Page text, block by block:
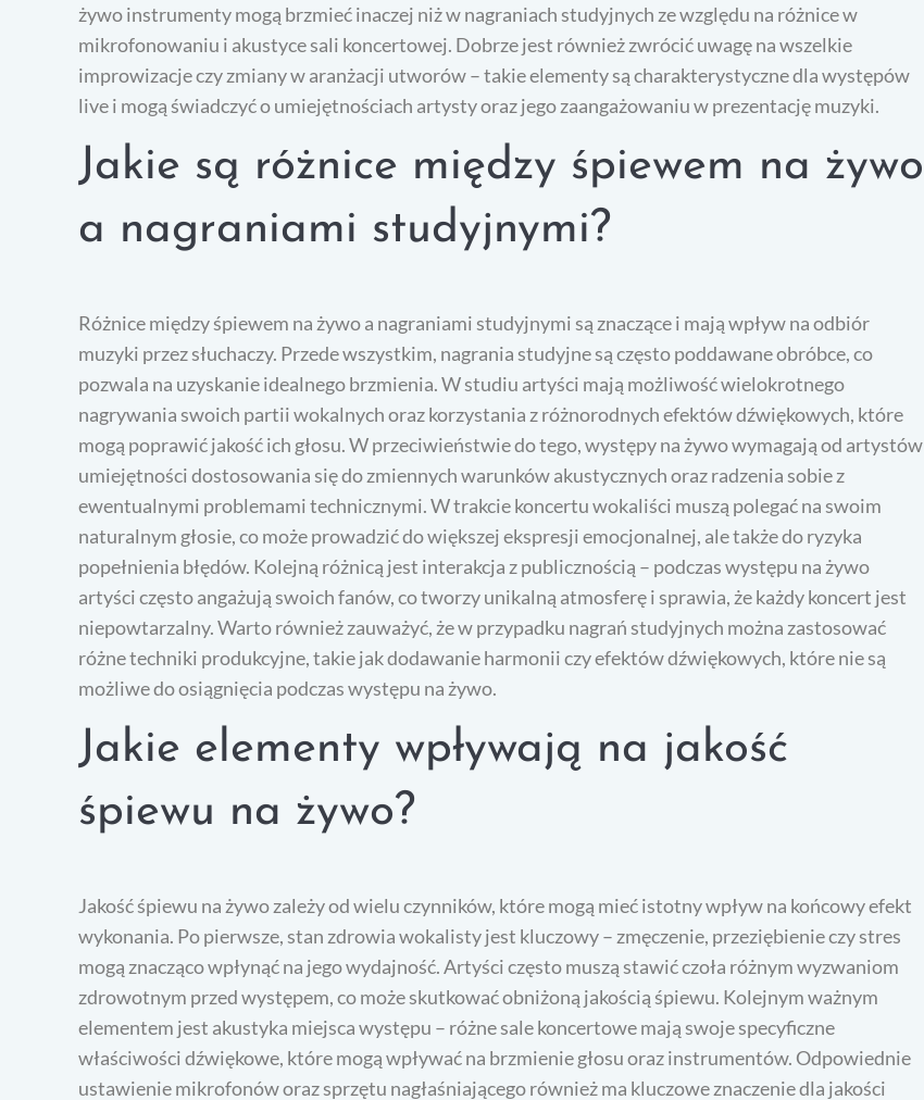
żywo instrumenty mogą brzmieć inaczej niż w nagraniach studyjnych ze względu na różnice w
mikrofonowaniu i akustyce sali koncertowej. Dobrze jest również zwrócić uwagę na wszelkie
improwizacje czy zmiany w aranżacji utworów – takie elementy są charakterystyczne dla występów
live i mogą świadczyć o umiejętnościach artysty oraz jego zaangażowaniu w prezentację muzyki.
Jakie są różnice między śpiewem na żywo
a nagraniami studyjnymi?
Różnice między śpiewem na żywo a nagraniami studyjnymi są znaczące i mają wpływ na odbiór
muzyki przez słuchaczy. Przede wszystkim, nagrania studyjne są często poddawane obróbce, co
pozwala na uzyskanie idealnego brzmienia. W studiu artyści mają możliwość wielokrotnego
nagrywania swoich partii wokalnych oraz korzystania z różnorodnych efektów dźwiękowych, które
mogą poprawić jakość ich głosu. W przeciwieństwie do tego, występy na żywo wymagają od artystów
umiejętności dostosowania się do zmiennych warunków akustycznych oraz radzenia sobie z
ewentualnymi problemami technicznymi. W trakcie koncertu wokaliści muszą polegać na swoim
naturalnym głosie, co może prowadzić do większej ekspresji emocjonalnej, ale także do ryzyka
popełnienia błędów. Kolejną różnicą jest interakcja z publicznością – podczas występu na żywo
artyści często angażują swoich fanów, co tworzy unikalną atmosferę i sprawia, że każdy koncert jest
niepowtarzalny. Warto również zauważyć, że w przypadku nagrań studyjnych można zastosować
różne techniki produkcyjne, takie jak dodawanie harmonii czy efektów dźwiękowych, które nie są
możliwe do osiągnięcia podczas występu na żywo.
Jakie elementy wpływają na jakość
śpiewu na żywo?
Jakość śpiewu na żywo zależy od wielu czynników, które mogą mieć istotny wpływ na końcowy efekt
wykonania. Po pierwsze, stan zdrowia wokalisty jest kluczowy – zmęczenie, przeziębienie czy stres
mogą znacząco wpłynąć na jego wydajność. Artyści często muszą stawić czoła różnym wyzwaniom
zdrowotnym przed występem, co może skutkować obniżoną jakością śpiewu. Kolejnym ważnym
elementem jest akustyka miejsca występu – różne sale koncertowe mają swoje specyficzne
właściwości dźwiękowe, które mogą wpływać na brzmienie głosu oraz instrumentów. Odpowiednie
ustawienie mikrofonów oraz sprzętu nagłaśniającego również ma kluczowe znaczenie dla jakości